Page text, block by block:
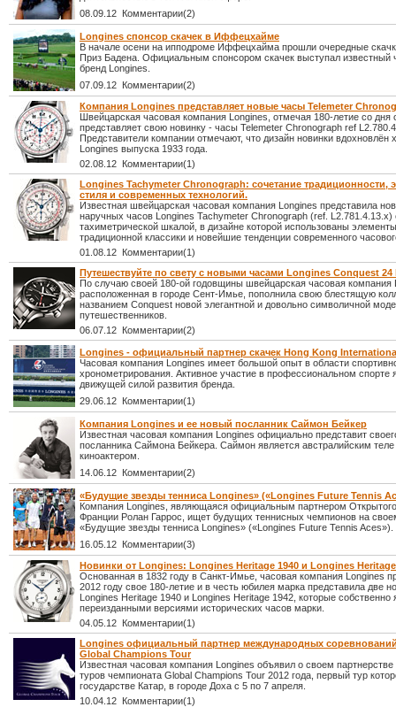
08.09.12 Комментарии(2)
Longines спонсор скачек в Иффецхайме
В начале осени на ипподроме Иффецхайма прошли очередные
Приз Бадена. Официальным спонсором скачек выступал известный
бренд Longines.
07.09.12 Комментарии(2)
Компания Longines представляет новые часы Telemeter
Швейцарская часовая компания Longines, отмечая 180-летие со дня
представляет свою новинку - часы Telemeter Chronograph ref
Представители компании отмечают, что дизайн новинки вдохновлён
Longines выпуска 1933 года.
02.08.12 Комментарии(1)
Longines Tachymeter Chronograph: сочетание традиционности,
стиля и современных технологий.
Известная швейцарская часовая компания Longines представила
наручных часов Longines Tachymeter Chronograph (ref. L2.781.4.13.x)
тахиметрической шкалой, в дизайне которой использованы элементы
традиционной классики и новейшие тенденции современного
01.08.12 Комментарии(1)
Путешествуйте по свету с новыми часами Longines Conquest 24
По случаю своей 180-ой годовщины швейцарская часовая компания
расположенная в городе Сент-Имье, пополнила свою блестящую
названием Conquest новой элегантной и довольно символичной
путешественников.
06.07.12 Комментарии(2)
Longines - официальный партнер скачек Hong Kong
Часовая компания Longines имеет большой опыт в области
хронометрирования. Активное участие в профессиональном спорте
движущей силой развития бренда.
29.06.12 Комментарии(1)
Компания Longines и ее новый посланник Саймон Бейкер
Известная часовая компания Longines официально представит
посланника Саймона Бейкера. Саймон является австралийским теле
киноактером.
14.06.12 Комментарии(2)
«Будущие звезды тенниса Longines» («Longines Future Tennis
Компания Longines, являющаяся официальным партнером
Франции Ролан Гаррос, ищет будущих теннисных чемпионов на
«Будущие звезды тенниса Longines» («Longines Future Tennis Aces»).
16.05.12 Комментарии(3)
Новинки от Longines: Longines Heritage 1940 и Longines Heritage
Основанная в 1832 году в Санкт-Имье, часовая компания Longines
2012 году свое 180-летие и в честь юбилея марка представила две
Longines Heritage 1940 и Longines Heritage 1942, которые собственно
переизданными версиями исторических часов марки.
04.05.12 Комментарии(1)
Longines официальный партнер международных
Global Champions Tour
Известная часовая компания Longines объявил о своем
туров чемпионата Global Champions Tour 2012 года, первый тур
государстве Катар, в городе Доха с 5 по 7 апреля.
10.04.12 Комментарии(1)